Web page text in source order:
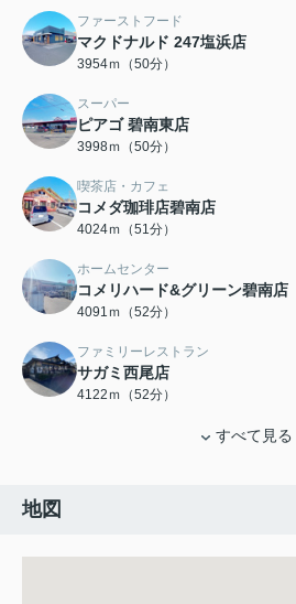
ファーストフード
マクドナルド 247塩浜店
3954ｍ（50分）
スーパー
ピアゴ 碧南東店
3998ｍ（50分）
喫茶店・カフェ
コメダ珈琲店碧南店
4024ｍ（51分）
ホームセンター
コメリハード&グリーン碧南店
4091ｍ（52分）
ファミリーレストラン
サガミ西尾店
4122ｍ（52分）
すべて見る
地図